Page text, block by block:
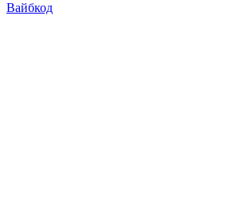
Вайбкод